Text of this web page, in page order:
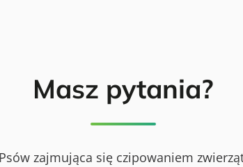
Masz pytania?
zajmująca się czipowaniem